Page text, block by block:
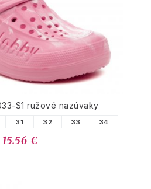
S1 ružové nazúvaky
31 32 33 34
15.56 €